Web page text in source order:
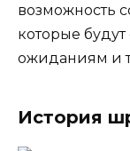
возможность
которые будут
ожиданиям и
История